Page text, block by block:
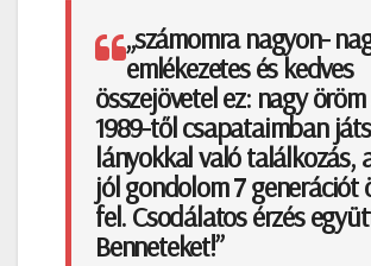
„számomra nagyon-
emlékezetes és kedves
összejövetel ez: nagy
1989-től csapataimban
lányokkal való találkozás,
jól gondolom 7 generációt
fel. Csodálatos érzés
Benneteket!”